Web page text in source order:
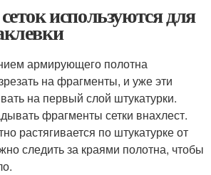
используются для
армирующего полотна
на фрагменты, и уже эти
на первый слой штукатурки.
фрагменты сетки внахлест.
растягивается по штукатурке от
следить за краями полотна, чтобы